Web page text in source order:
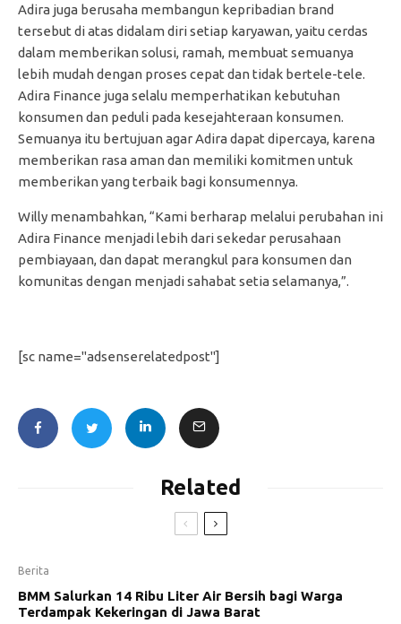
Adira juga berusaha membangun kepribadian brand
tersebut di atas didalam diri setiap karyawan, yaitu cerdas
dalam memberikan solusi, ramah, membuat semuanya
lebih mudah dengan proses cepat dan tidak bertele-tele.
Adira Finance juga selalu memperhatikan kebutuhan
konsumen dan peduli pada kesejahteraan konsumen.
Semuanya itu bertujuan agar Adira dapat dipercaya, karena
memberikan rasa aman dan memiliki komitmen untuk
memberikan yang terbaik bagi konsumennya.
Willy menambahkan, “Kami berharap melalui perubahan ini
Adira Finance menjadi lebih dari sekedar perusahaan
pembiayaan, dan dapat merangkul para konsumen dan
komunitas dengan menjadi sahabat setia selamanya,”.
[sc name="adsenserelatedpost"]
Related
Berita
BMM Salurkan 14 Ribu Liter Air Bersih bagi Warga
Terdampak Kekeringan di Jawa Barat